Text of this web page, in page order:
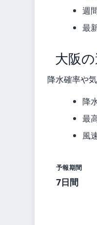
週
最
大阪
降水確率や
降
最
風
予報期間
7日間